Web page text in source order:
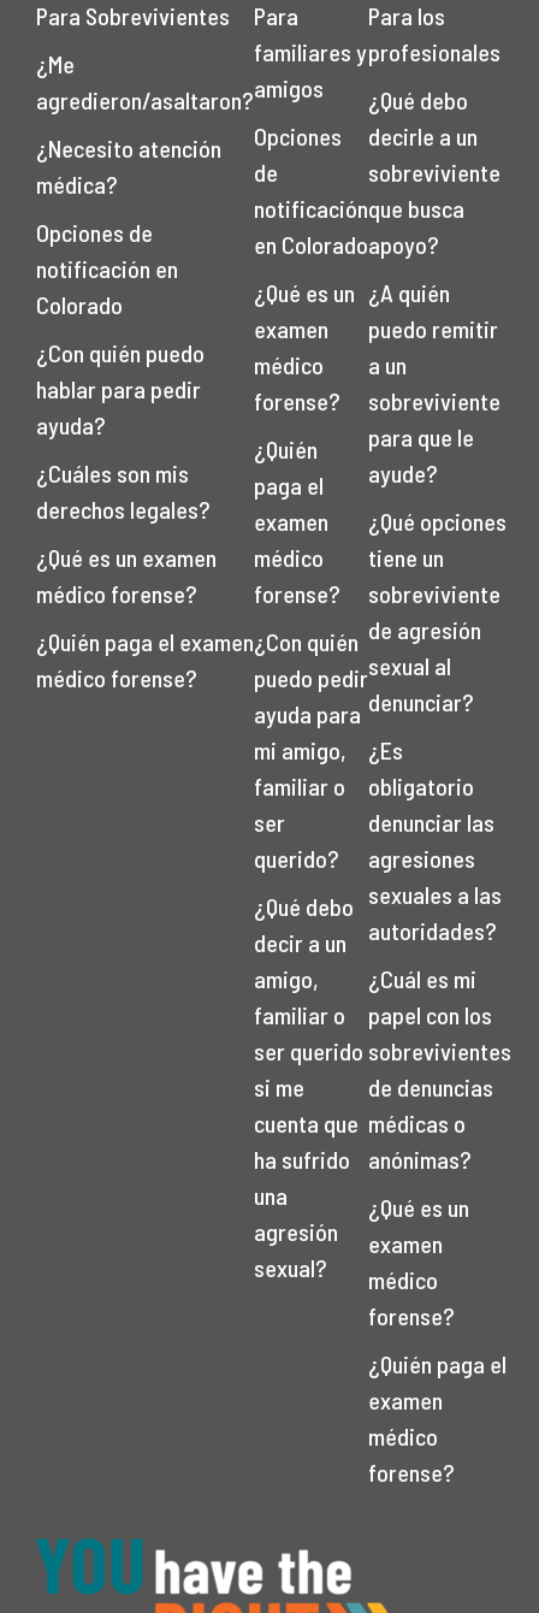
Para Sobrevivientes
¿Me
agredieron/asaltaron?
¿Necesito atención
médica?
Opciones de
notificación en
Colorado
¿Con quién puedo
hablar para pedir
ayuda?
¿Cuáles son mis
derechos legales?
¿Qué es un examen
médico forense?
¿Quién paga el examen
médico forense?
Para
familiares y
amigos
Opciones
de
notificación
en Colorado
¿Qué es un
examen
médico
forense?
¿Quién
paga el
examen
médico
forense?
¿Con quién
puedo pedir
ayuda para
mi amigo,
familiar o
ser
querido?
¿Qué debo
decir a un
amigo,
familiar o
ser querido
si me
cuenta que
ha sufrido
una
agresión
sexual?
Para los
profesionales
¿Qué debo
decirle a un
sobreviviente
que busca
apoyo?
¿A quién
puedo remitir
a un
sobreviviente
para que le
ayude?
¿Qué opciones
tiene un
sobreviviente
de agresión
sexual al
denunciar?
¿Es
obligatorio
denunciar las
agresiones
sexuales a las
autoridades?
¿Cuál es mi
papel con los
sobrevivientes
de denuncias
médicas o
anónimas?
¿Qué es un
examen
médico
forense?
¿Quién paga el
examen
médico
forense?